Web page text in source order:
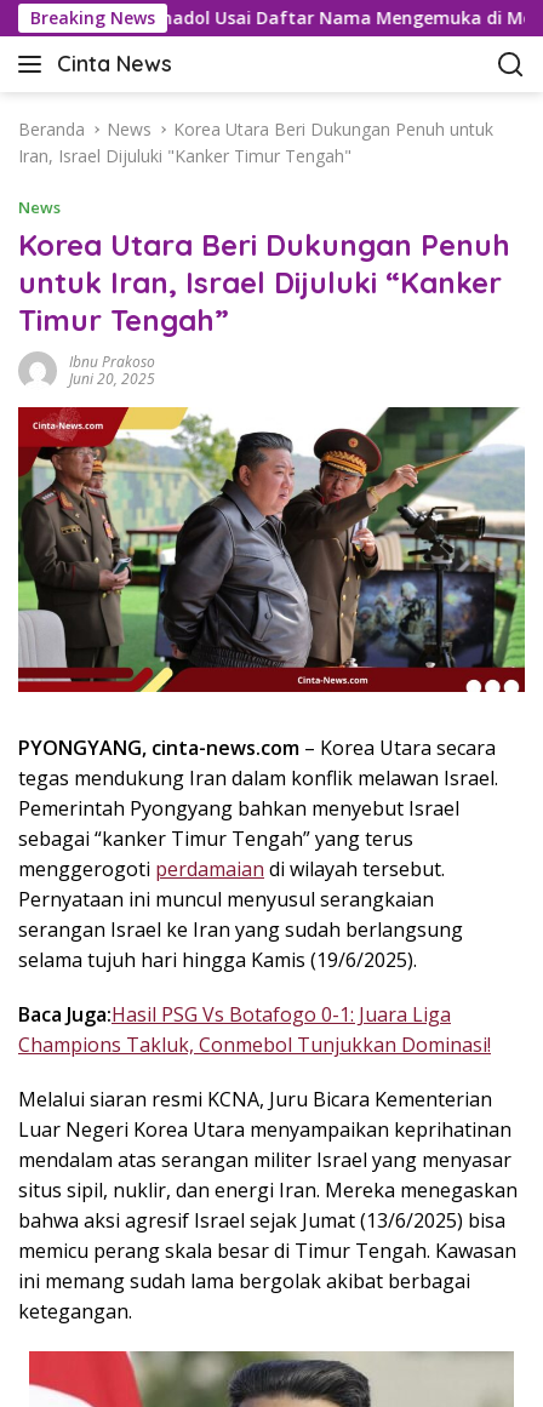
a
Breaking News
Tramadol Usai Daftar Nama Mengemuka di Medsos
Cinta News
C
n
t
N
e
w
s
–
a
a
r
T
e
r
k
i
n
,
P
n
I
n
s
p
i
r
s
!
Beranda News
Korea Utara Beri Dukungan Penuh untuk
Iran, Israel Dijuluki "Kanker Timur Tengah"
News
Korea Utara Beri Dukungan Penuh
untuk Iran, Israel Dijuluki “Kanker
Timur Tengah”
Ibnu Prakoso
Juni 20, 2025
PYONGYANG, cinta-news.com – Korea Utara secara
tegas mendukung Iran dalam konflik melawan Israel.
Pemerintah Pyongyang bahkan menyebut Israel
sebagai “kanker Timur Tengah” yang terus
menggerogoti perdamaian di wilayah tersebut.
Pernyataan ini muncul menyusul serangkaian
serangan Israel ke Iran yang sudah berlangsung
selama tujuh hari hingga Kamis (19/6/2025).
Baca Juga:Hasil PSG Vs Botafogo 0-1: Juara Liga
Champions Takluk, Conmebol Tunjukkan Dominasi!
Melalui siaran resmi KCNA, Juru Bicara Kementerian
Luar Negeri Korea Utara menyampaikan keprihatinan
mendalam atas serangan militer Israel yang menyasar
situs sipil, nuklir, dan energi Iran. Mereka menegaskan
bahwa aksi agresif Israel sejak Jumat (13/6/2025) bisa
memicu perang skala besar di Timur Tengah. Kawasan
ini memang sudah lama bergolak akibat berbagai
ketegangan.